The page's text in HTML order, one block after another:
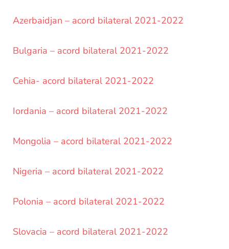
Azerbaidjan – acord bilateral 2021-2022
Bulgaria – acord bilateral 2021-2022
Cehia- acord bilateral 2021-2022
Iordania – acord bilateral 2021-2022
Mongolia – acord bilateral 2021-2022
Nigeria – acord bilateral 2021-2022
Polonia – acord bilateral 2021-2022
Slovacia – acord bilateral 2021-2022